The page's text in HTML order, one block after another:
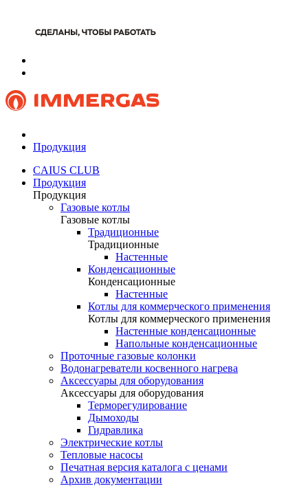
Продукция
CAIUS CLUB
Продукция
Продукция
Газовые котлы
Газовые котлы
Традиционные
Традиционные
Настенные
Конденсационные
Конденсационные
Настенные
Котлы для коммерческого применения
Котлы для коммерческого применения
Настенные конденсационные
Напольные конденсационные
Проточные газовые колонки
Водонагреватели косвенного нагрева
Аксессуары для оборудования
Аксессуары для оборудования
Терморегулирование
Дымоходы
Гидравлика
Электрические котлы
Тепловые насосы
Печатная версия каталога с ценами
Архив документации